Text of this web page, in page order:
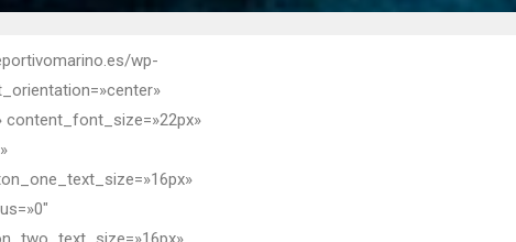
wp-
content_font_size=»22px»